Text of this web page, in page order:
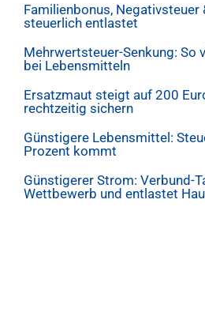
Familienbonus, Negativsteuer
steuerlich entlastet
Mehrwertsteuer-Senkung: So
bei Lebensmitteln
Ersatzmaut steigt auf 200
rechtzeitig sichern
Günstigere Lebensmittel:
Prozent kommt
Günstigerer Strom: Verbund-
Wettbewerb und entlastet